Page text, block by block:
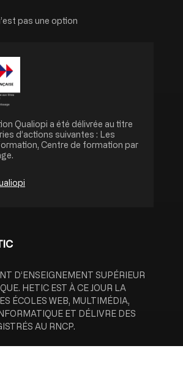
pas une option
Qualiopi a été délivrée au titre
d’actions suivantes : Les
Centre de formation par
D’ENSEIGNEMENT SUPÉRIEUR
HETIC EST À CE JOUR LA
ÉCOLES WEB, MULTIMÉDIA,
ET DÉLIVRE DES
AU RNCP.